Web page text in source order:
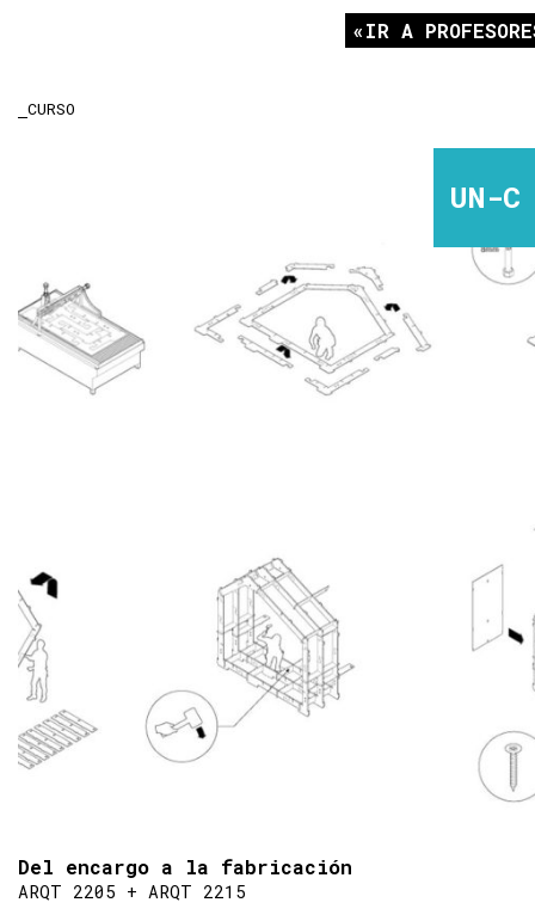
IR A
CURSO
UN-C
Del encargo a la fabricación
ARQT 2205 + ARQT 2215